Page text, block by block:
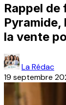
Rappel de
Pyramide,
la vente
La Rédac
19 septembre